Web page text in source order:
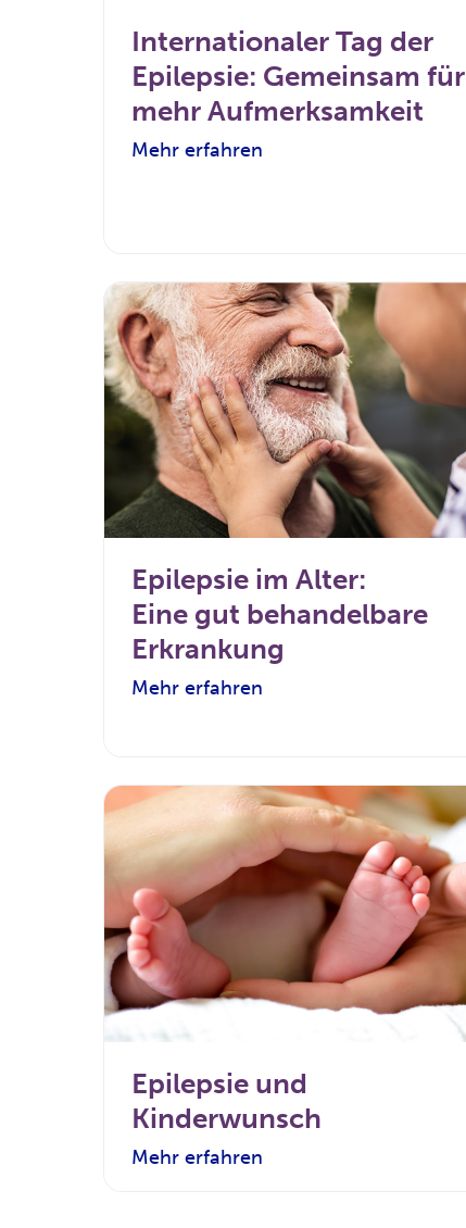
Internationaler Tag der
Epilepsie: Gemeinsam für
mehr Aufmerksamkeit
Mehr erfahren
Epilepsie im Alter:
Eine gut behandelbare
Erkrankung
Mehr erfahren
Epilepsie und
Kinderwunsch
Mehr erfahren